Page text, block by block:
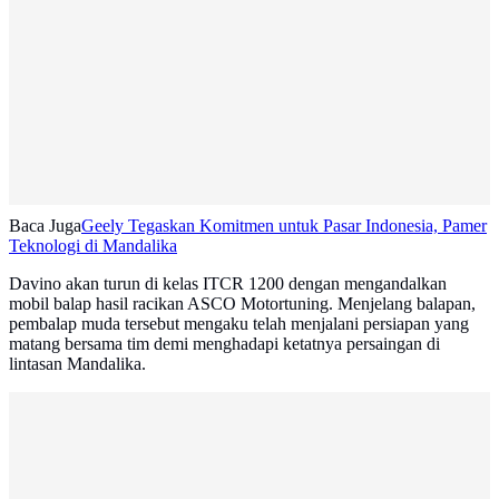
Baca JugaGeely Tegaskan Komitmen untuk Pasar Indonesia, Pamer
Teknologi di Mandalika
Davino akan turun di kelas ITCR 1200 dengan mengandalkan
mobil balap hasil racikan ASCO Motortuning. Menjelang balapan,
pembalap muda tersebut mengaku telah menjalani persiapan yang
matang bersama tim demi menghadapi ketatnya persaingan di
lintasan Mandalika.